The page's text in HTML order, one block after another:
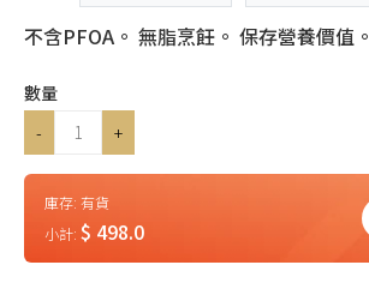
不含PFOA。 無脂烹飪。 保存營養價值。
數量
-
+
庫存: 有貨
小計: $ 498.0